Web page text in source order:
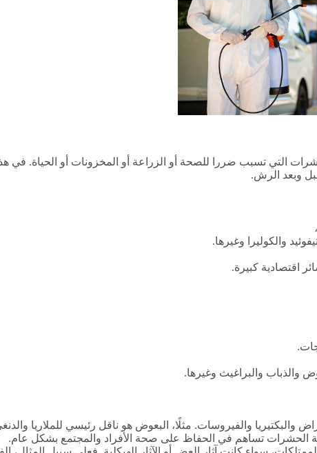
تسبب ضررا للصحة أو الزراعة أو المخزونات أو الحياة. في
وبعد الرش.
والكوليرا وغيرها.
اقتصادية كبيرة.
والبراغيث وغيرها.
والفيروسات. مثلًا، البعوض هو ناقل رئيسي للملاريا
الحشرات تساهم في الحفاظ على صحة الأفراد والمجتمع بشكل عام.